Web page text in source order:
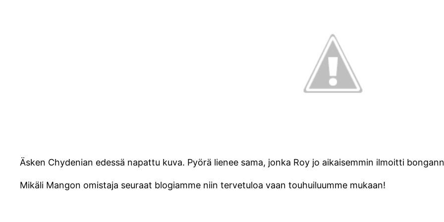
Äsken Chydenian edessä napattu kuva. Pyörä lienee sama, jonka Roy jo aikaisemmin ilmoitti
Mikäli Mangon omistaja seuraat blogiamme niin tervetuloa vaan touhuiluumme mukaan!